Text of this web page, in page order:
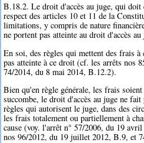
B.18.2. Le droit d'accès au juge, qui doit
respect des articles 10 et 11 de la
limitations, y compris de nature
ne portent pas atteinte au droit d'accès
En soi, des règles qui mettent des frais à
pas atteinte à ce droit (cf. les arrêts nos
74/2014, du 8 mai 2014, B.12.2).
Bien qu'en règle générale, les frais
succombe, le droit d'accès au juge ne fait
règles qui autorisent le juge, dans des
les frais totalement ou partiellement à
cause (voy. l'arrêt n° 57/2006, du 19
nos 96/2012, du 19 juillet 2012, B.9, et